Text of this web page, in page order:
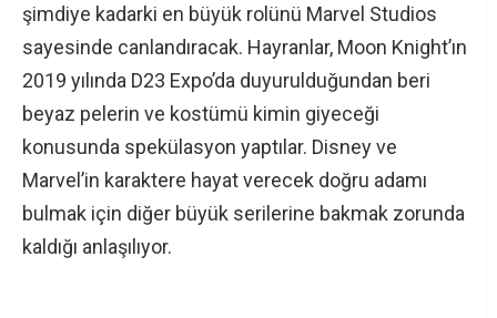
şimdiye kadarki en büyük rolünü Marvel Studios
sayesinde canlandıracak. Hayranlar, Moon Knight’ın
2019 yılında D23 Expo’da duyurulduğundan beri
beyaz pelerin ve kostümü kimin giyeceği
konusunda spekülasyon yaptılar. Disney ve
Marvel’in karaktere hayat verecek doğru adamı
bulmak için diğer büyük serilerine bakmak zorunda
kaldığı anlaşılıyor.